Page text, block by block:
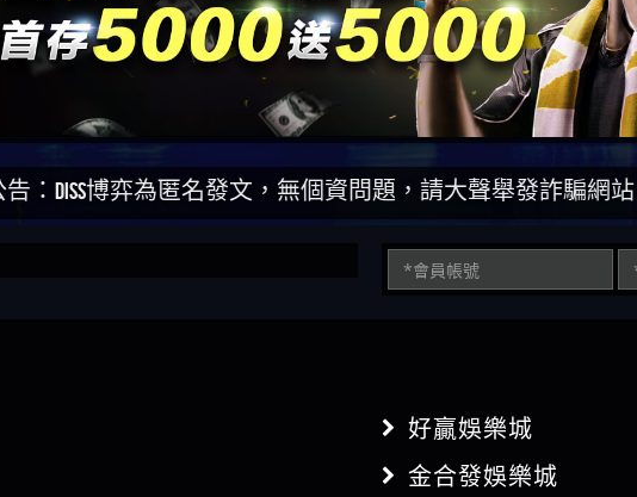
為匿名發文，無個資問題，請大聲舉發詐騙網站！一同打
好贏娛樂城
金合發娛樂城